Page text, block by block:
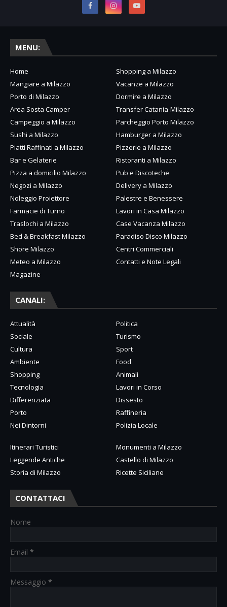
MENU:
Home
Shopping a Milazzo
Mangiare a Milazzo
Vacanze a Milazzo
Porto di Milazzo
Dormire a Milazzo
Area Sosta Camper
Transfer Catania-Milazzo
Campeggio a Milazzo
Parcheggio Porto Milazzo
Sushi a Milazzo
Hamburger a Milazzo
Piatti Raffinati a Milazzo
Pizzerie a Milazzo
Bar e Gelaterie
Ristoranti a Milazzo
Pizza a domicilio Milazzo
Pub e Discoteche
Negozi a Milazzo
Delivery a Milazzo
Noleggio Proiettore
Palestre e Benessere
Farmacie di Turno
Lavori in Casa Milazzo
Traslochi a Milazzo
Case Vacanza Milazzo
Bed & Breakfast Milazzo
Paradiso Disco Milazzo
Shore Milazzo
Centri Commerciali
Meteo a Milazzo
Contatti e Note Legali
Magazine
CANALI:
Attualità
Politica
Sociale
Turismo
Cultura
Sport
Ambiente
Food
Shopping
Animali
Tecnologia
Lavori in Corso
Differenziata
Dissesto
Porto
Raffineria
Nei Dintorni
Polizia Locale
Itinerari Turistici
Monumenti a Milazzo
Leggende Antiche
Castello di Milazzo
Storia di Milazzo
Ricette Siciliane
CONTATTACI
Nome
Email *
Messaggio *